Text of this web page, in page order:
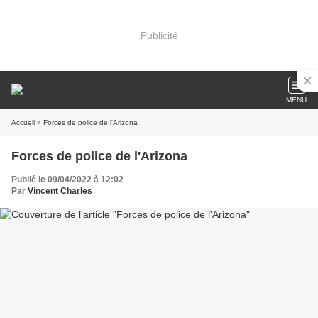
Publicité
MENU
Accueil » Forces de police de l'Arizona
Forces de police de l'Arizona
Publié le 09/04/2022 à 12:02
Par Vincent Charles